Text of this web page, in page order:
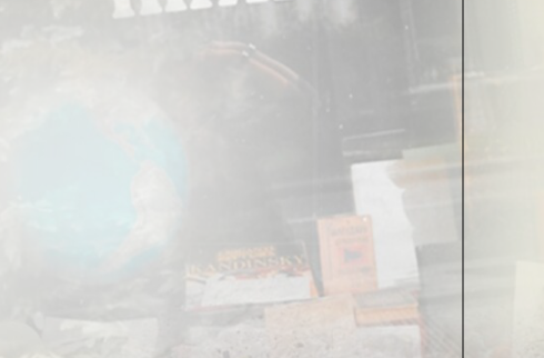
И тут вопрос тщательности исполнения стоял,
был Церетели, — три бригады были у него, и все
в Храмах, работавшие в реставрационных
касалось нашей бригады, — ну, на просмотре у нас
Где мы хотели бы исполнять, какие работы